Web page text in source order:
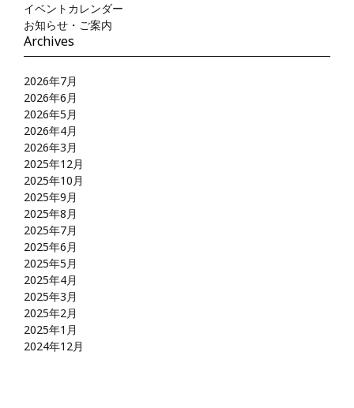
イベントカレンダー
お知らせ・ご案内
Archives
2026年7月
2026年6月
2026年5月
2026年4月
2026年3月
2025年12月
2025年10月
2025年9月
2025年8月
2025年7月
2025年6月
2025年5月
2025年4月
2025年3月
2025年2月
2025年1月
2024年12月